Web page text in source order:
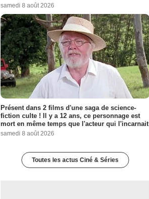
samedi 8 août 2026
Présent dans 2 films d'une saga de science-
fiction culte ! Il y a 12 ans, ce personnage est
mort en même temps que l'acteur qui l'incarnait
samedi 8 août 2026
Toutes les actus Ciné & Séries